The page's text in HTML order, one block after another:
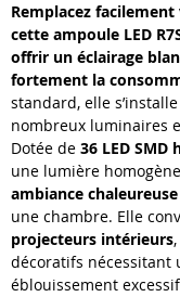
Remplacez
cette ampoule LED
offrir un éclairage
fortement la
standard, elle
nombreux luminaires
Dotée de 36 LED
une lumière
ambiance chaleureuse
une chambre. Elle
projecteurs intérieurs
décoratifs nécessitant
éblouissement